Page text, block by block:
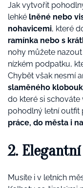
Jak vytvořit
lehké lněné nebo
nohavicemi, které
ramínka nebo s
nohy můžete
nízkém podpatku,
Chybět však nesmí
slaměného
do které si
pohodlný letní outfit
práce, do města i
2.
Musíte i v letních